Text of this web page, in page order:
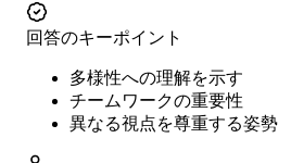
回答のキーポイント
多様性への理解を示す
チームワークの重要性
異なる視点を尊重する姿勢